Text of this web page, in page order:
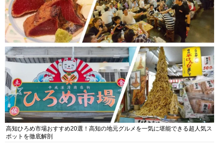
高知ひろめ市場おすすめ20選！高知の地元グルメを一気に堪能できる超人気ス
ポットを徹底解剖